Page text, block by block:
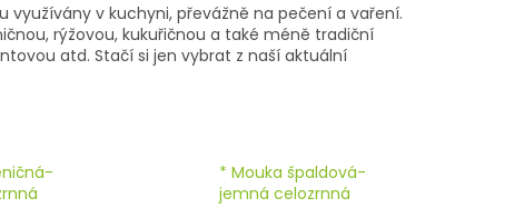
v kuchyni, převážně na pečení a vaření.
rýžovou, kukuřičnou a také méně tradiční
atd. Stačí si jen vybrat z naší aktuální
* Mouka špaldová-
jemná celozrnná